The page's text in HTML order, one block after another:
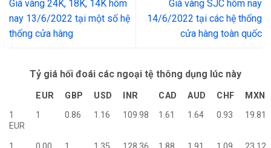
Giá vàng 24K, 18K, 14K hôm
nay 13/6/2022 tại một số hệ
thống cửa hàng
Giá vàng SJC hôm nay
14/6/2022 tại các hệ thống
cửa hàng toàn quốc
Tỷ giá hối đoái các ngoại tệ thông dụng lúc này
EUR GBP USD INR CAD AUD CHF
MXN
1
EUR
1 0.86 1.16 109.98 1.61 1.64 0.93 19.81